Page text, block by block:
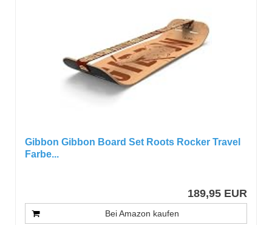
Gibbon Gibbon Board Set Roots Rocker Travel
Farbe...
189,95 EUR
Bei Amazon kaufen